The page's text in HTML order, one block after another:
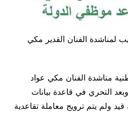
لمناشدة الفنان القدير مكي
مناشدة الفنان مكي عواد
التحري في قاعدة بيانات
قيد ولم يتم ترويج معاملة تقاعدية